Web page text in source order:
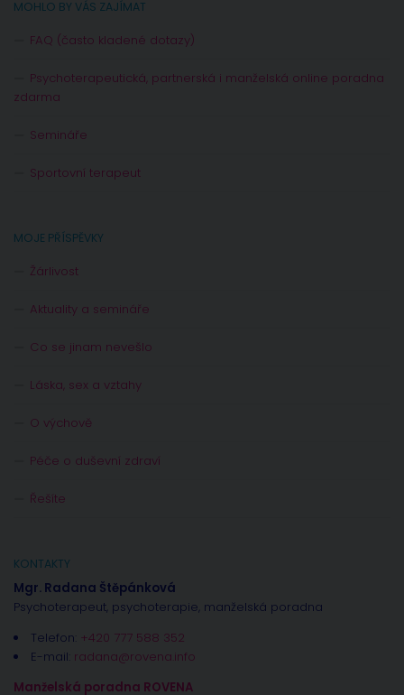
MOHLO BY VÁS ZAJÍMAT
FAQ (často kladené dotazy)
Psychoterapeutická, partnerská i manželská online poradna
zdarma
Semináře
Sportovní terapeut
MOJE PŘÍSPĚVKY
Žárlivost
Aktuality a semináře
Co se jinam nevešlo
Láska, sex a vztahy
O výchově
Péče o duševní zdraví
Řešíte
KONTAKTY
Mgr. Radana Štěpánková
Psychoterapeut, psychoterapie, manželská poradna
Telefon: +420 777 588 352
E-mail: radana@rovena.info
Manželská poradna ROVENA